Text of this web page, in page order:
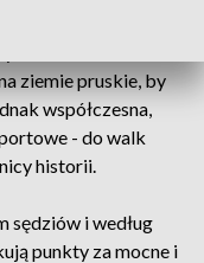
ziemie pruskie, by
współczesna,
- do walk
historii.
sędziów i według
punkty za mocne i